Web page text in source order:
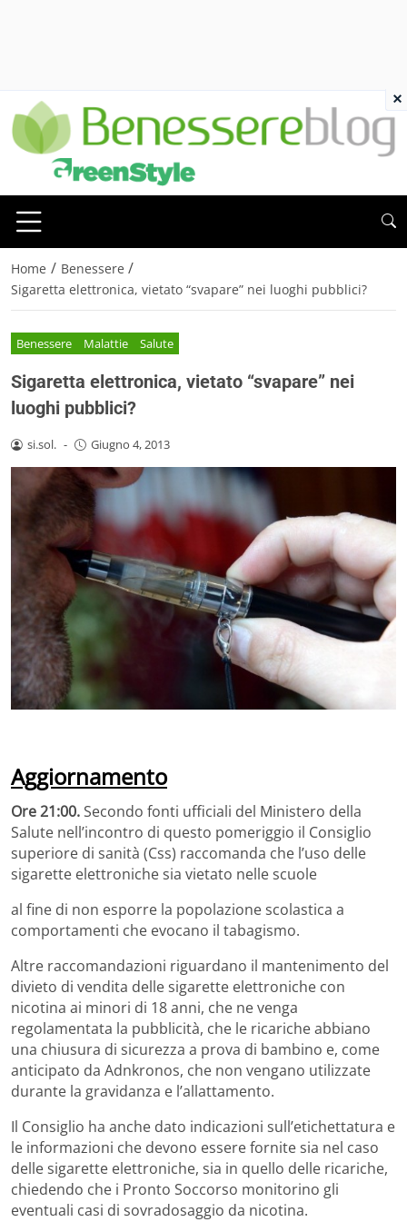
Home / Benessere /
Sigaretta elettronica, vietato “svapare” nei luoghi pubblici?
Benessere Malattie Salute
Sigaretta elettronica, vietato “svapare” nei
luoghi pubblici?
si.sol. - Giugno 4, 2013
Aggiornamento
Ore 21:00.Secondo fonti ufficiali del Ministero della
Salute nell’incontro di questo pomeriggio il Consiglio
superiore di sanità (Css) raccomanda che l’uso delle
sigarette elettroniche sia vietato nelle scuole
al fine di non esporre la popolazione scolastica a
comportamenti che evocano il tabagismo.
Altre raccomandazioni riguardano il mantenimento del
divieto di vendita delle sigarette elettroniche con
nicotina ai minori di 18 anni, che ne venga
regolamentata la pubblicità, che le ricariche abbiano
una chiusura di sicurezza a prova di bambino e, come
anticipato da Adnkronos, che non vengano utilizzate
durante la gravidanza e l’allattamento.
Il Consiglio ha anche dato indicazioni sull’etichettatura e
le informazioni che devono essere fornite sia nel caso
delle sigarette elettroniche, sia in quello delle ricariche,
chiedendo che i Pronto Soccorso monitorino gli
eventuali casi di sovradosaggio da nicotina.
×